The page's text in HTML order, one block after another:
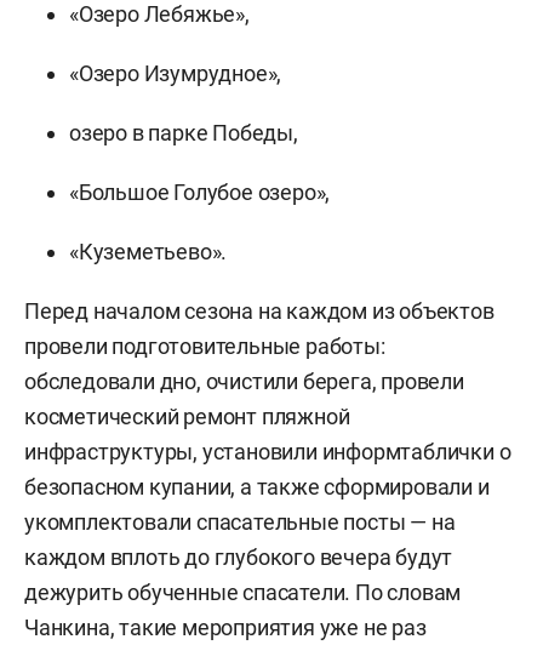
«Озеро Лебяжье»,
«Озеро Изумрудное»,
озеро в парке Победы,
«Большое Голубое озеро»,
«Куземетьево».
Перед началом сезона на каждом из объектов
провели подготовительные работы:
обследовали дно, очистили берега, провели
косметический ремонт пляжной
инфраструктуры, установили информтаблички о
безопасном купании, а также сформировали и
укомплектовали спасательные посты — на
каждом вплоть до глубокого вечера будут
дежурить обученные спасатели. По словам
Чанкина, такие мероприятия уже не раз